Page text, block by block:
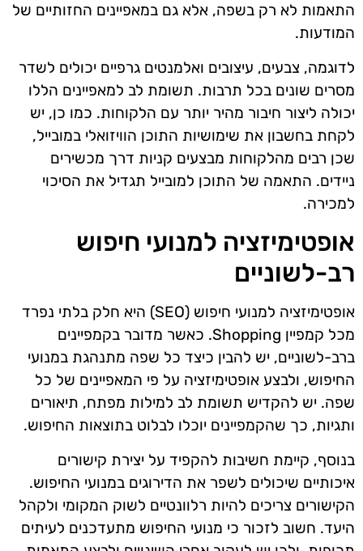
התאמות לא רק בשפה, אלא גם במאפיינים החזותיים של
המודעות.
לדוגמה, צבעים, עיצובים ואלמנטים גרפיים יכולים לשדר
מסרים שונים בכל תרבות. תשומת לב למאפיינים הללו
יכולה ליצור חיבור מהיר יותר עם הלקוחות. כמו כן, יש
לקחת בחשבון את שימושיות התוכן הוויזואלי במובייל,
שכן רבים מהלקוחות מבצעים קניות דרך מכשירים
ניידים. התאמה של התוכן למובייל תגדיל את הסיכוי
למכירה.
אופטימיזציה למנועי חיפוש
רב-לשוניים
אופטימיזציה למנועי חיפוש (SEO) היא חלק בלתי נפרד
מכל קמפיין Shopping. כאשר מדובר בקמפיינים
ברב-לשוניים, יש להבין כיצד כל שפה מתנהגת במנועי
החיפוש, ולבצע אופטימיזציה על פי המאפיינים של כל
שפה. יש להקדיש תשומת לב למילות מפתח, תיאורים
ותגיות, כך שהקמפיינים יוכלו לבלוט בתוצאות החיפוש.
בנוסף, קיימת חשיבות להקפיד על יצירת קישורים
איכותיים שיכולים לשפר את הדירוגים במנועי החיפוש.
הקישורים צריכים להיות רלוונטיים לשוק המקומי ולקהל
היעד. חשוב לזכור כי מנועי החיפוש מתעדכנים לעיתים